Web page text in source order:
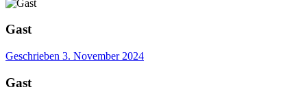
Gast
Geschrieben 3. November 2024
Gast